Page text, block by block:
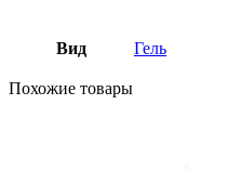
Вид Гель
Похожие товары